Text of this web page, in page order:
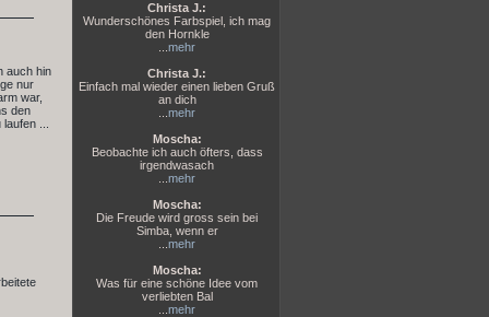
auch hin
nur
war,
den
...
Christa J.:
Wunderschönes Farbspiel, ich mag
den Hornkle
mehr
Christa J.:
Einfach mal wieder einen lieben Gruß
an dich
mehr
Moscha:
Beobachte ich auch öfters, dass
irgendwasach
mehr
Moscha:
Die Freude wird gross sein bei
Simba, wenn er
mehr
Moscha:
Was für eine schöne Idee vom
verliebten Bal
mehr